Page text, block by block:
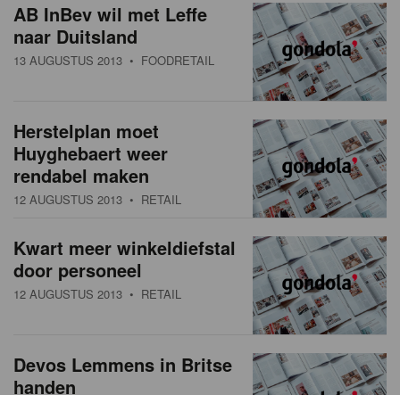
AB InBev wil met Leffe
naar Duitsland
13 AUGUSTUS 2013 • FOODRETAIL
Herstelplan moet
Huyghebaert weer
rendabel maken
12 AUGUSTUS 2013 • RETAIL
Kwart meer winkeldiefstal
door personeel
12 AUGUSTUS 2013 • RETAIL
Devos Lemmens in Britse
handen